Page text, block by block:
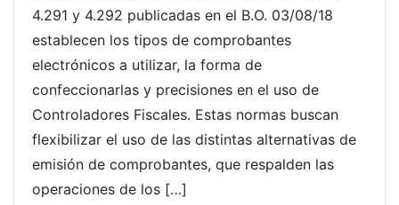
4.291 y 4.292 publicadas en el B.O. 03/08/18
establecen los tipos de comprobantes
electrónicos a utilizar, la forma de
confeccionarlas y precisiones en el uso de
Controladores Fiscales. Estas normas buscan
flexibilizar el uso de las distintas alternativas de
emisión de comprobantes, que respalden las
operaciones de los […]